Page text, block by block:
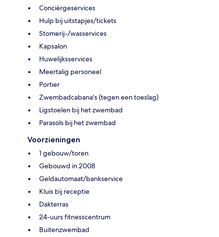
Conciërgeservices
Hulp bij uitstapjes/tickets
Stomerij-/wasservices
Kapsalon
Huwelijksservices
Meertalig personeel
Portier
Zwembadcabana's (tegen een toeslag)
Ligstoelen bij het zwembad
Parasols bij het zwembad
Voorzieningen
1 gebouw/toren
Gebouwd in 2008
Geldautomaat/bankservice
Kluis bij receptie
Dakterras
24-uurs fitnesscentrum
Buitenzwembad